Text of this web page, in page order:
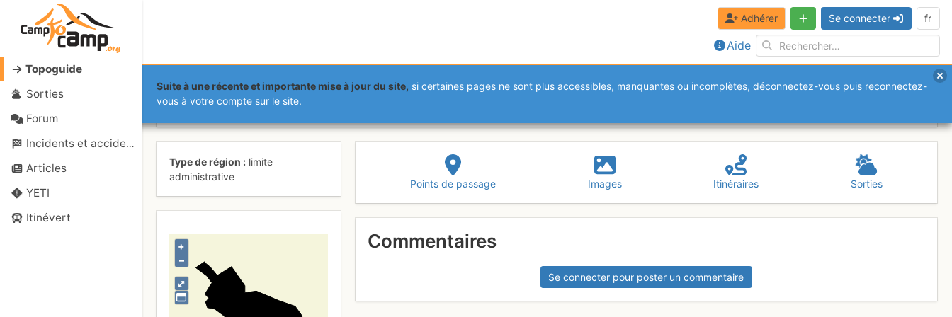
Topoguide
Sorties
Forum
Incidents et accidents
Articles
YETI
Itinévert
Aide
Adhérer Se connecter fr
Suite à une récente et importante mise à jour du site, si certaines pages ne sont plus accessibles, manquantes ou incomplètes, déconnectez-vous puis reconnectez-
vous à votre compte sur le site.
Mayotte
Type de région
limite
administrative
⤢
+
–
Points de passage Images Itinéraires Sorties
Commentaires
Se connecter pour poster un commentaire